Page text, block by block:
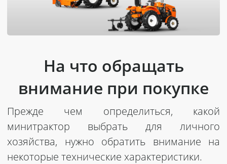
На что обращать
внимание при покупке
Прежде чем определиться, какой
минитрактор выбрать для личного
хозяйства, нужно обратить внимание на
некоторые технические характеристики.